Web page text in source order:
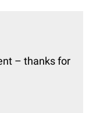
– thanks for